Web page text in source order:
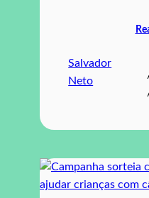
Salvador
Neto